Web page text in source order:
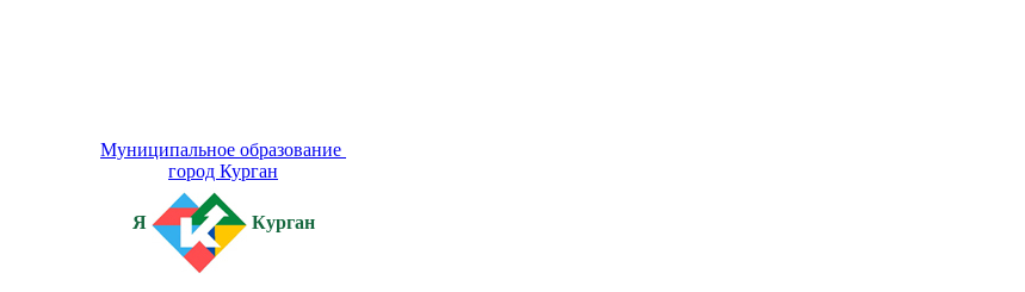
Муниципальное образование
город Курган
Я Курган